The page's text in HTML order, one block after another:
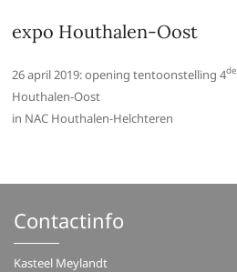
expo Houthalen-Oost
26 april 2019: opening tentoonstelling 4de
Houthalen-Oost
in NAC Houthalen-Helchteren
Contactinfo
Kasteel Meylandt